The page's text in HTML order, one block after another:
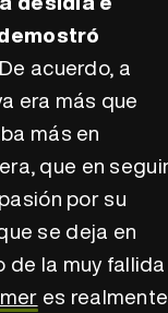
De acuerdo, a
era más que
más en
que en
por su
se deja en
de la muy fallida
es realmente